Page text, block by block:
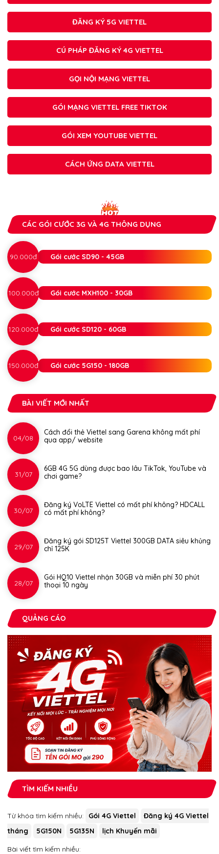
ĐĂNG KÝ 5G VIETTEL
CÚ PHÁP ĐĂNG KÝ 4G VIETTEL
GỌI NỘI MẠNG VIETTEL
GÓI MẠNG VIETTEL FREE TIKTOK
GÓI XEM YOUTUBE VIETTEL
CÁCH ỨNG DATA VIETTEL
CÁC GÓI CƯỚC 3G VÀ 4G THÔNG DỤNG
90.000đ Gói cước SD90 - 45GB
100.000đ Gói cước MXH100 - 30GB
120.000đ Gói cước SD120 - 60GB
150.000đ Gói cước 5G150 - 180GB
BÀI VIẾT MỚI NHẤT
04/08
Cách đổi thẻ Viettel sang Garena không mất phí
qua app/ website
31/07
6GB 4G 5G dùng được bao lâu TikTok, YouTube và
chơi game?
30/07
Đăng ký VoLTE Viettel có mất phí không? HDCALL
có mất phí không?
29/07
Đăng ký gói SD125T Viettel 300GB DATA siêu khủng
chỉ 125K
28/07
Gói HQ10 Viettel nhận 30GB và miễn phí 30 phút
thoại 10 ngày
QUẢNG CÁO
TÌM KIẾM NHIỀU
Từ khóa tìm kiếm nhiều: Gói 4G Viettel
Đăng ký 4G Viettel
tháng
5G150N 5G135N lịch Khuyến mãi
Bài viết tìm kiếm nhiều: